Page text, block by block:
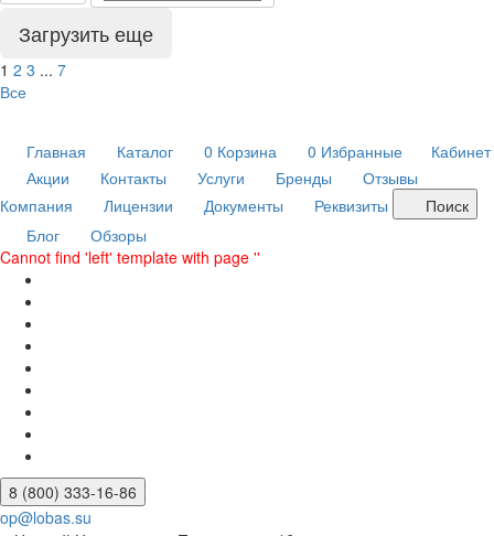
Загрузить еще
1 2 3 ... 7
Все
Главная Каталог 0 Корзина 0 Избранные
Кабинет
Акции
Контакты Услуги Бренды
Отзывы
Компания
Лицензии Документы Реквизиты
Поиск
Блог
Обзоры
Cannot find 'left' template with page ''
8 (800) 333-16-86
op@lobas.su